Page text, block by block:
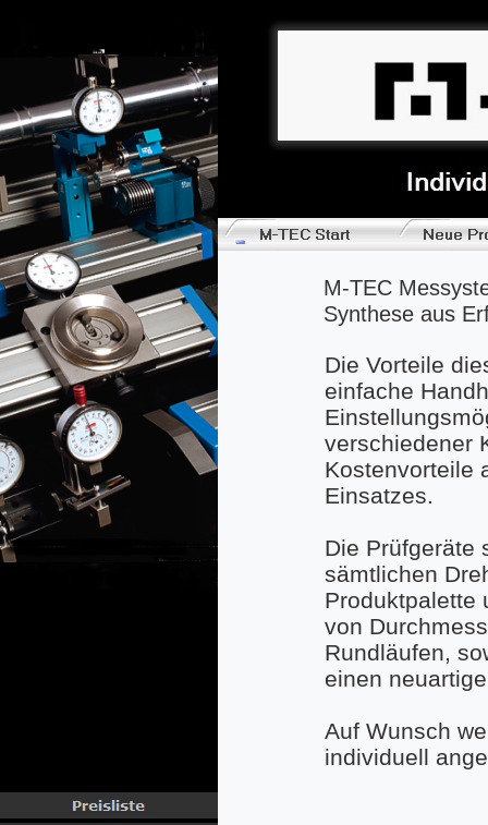
M-TEC
Synthese aus
Die Vorteile
einfache
verschiedener
Kostenvorteile
Einsatzes.
Die Prüfgeräte
sämtlichen
Produktpalette
von
Rundläufen,
einen
Auf Wunsch
individuell